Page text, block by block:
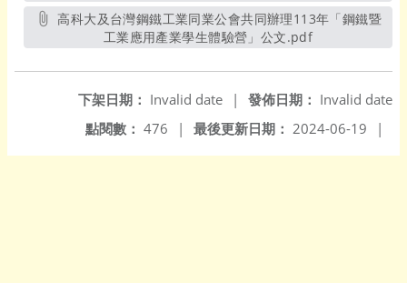
高科大及台灣鋼鐵工業同業公會共同辦理113年「鋼鐵暨
工業應用產業學生體驗營」公文.pdf另開新視窗
發佈日期： Invalid date
下架日期： Invalid date
|
最後更新日期： 2024-06-19 |
點閱數： 476 |